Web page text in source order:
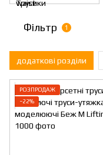
Фільтр 1
додаткові розділи
РОЗПРОДАЖ
−22%